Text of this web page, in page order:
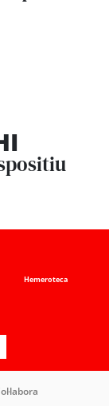
Hemeroteca